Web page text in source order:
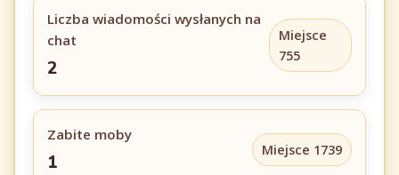
Liczba wiadomości wysłanych na
chat
2
Miejsce
755
Zabite moby
1
Miejsce 1739